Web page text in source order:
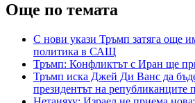
Още по темата
С нови укази Тръмп затяга още
политика в САЩ
Тръмп: Конфликтът с Иран ще
Тръмп иска Джей Ди Ванс да
президентът на републиканците